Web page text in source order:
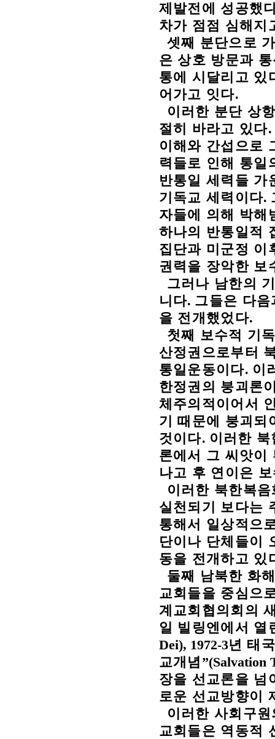
제발전에 성공했
차가 점점 심해지
셋째 분단으로
은 상호 방문과
통에 시달리고 있
어가고 잇다.
이러한 분단 상
절히 바라고 있다.
이해와 간섭으로
력들로 인해 통일
반통일 세력들 가
기독교 세력이다.
자들에 의해 박해
하나의 반통일적
집단과 미군정 이
권력을 장악한 보
그러나 남한의
니다. 그들은 다
을 전개했었다.
첫째 보수적 기
산정권으로부터
통일운동이다. 이
한정권의 붕괴론
체주의적이어서
기 때문에 붕괴되
것이다. 이러한
론에서 그 씨앗이
나고 후 연이은
이러한 북한복
실천되기 보다는
통해서 일상적으
단이나 단체들이
동을 전개하고 있
둘째 남북한 화
교회들을 중심으
계교회협의회의
일 빌링엔에서
Dei), 1972-3년 태
교개념 ”(Salvation
장을 선교론을 넘
로운 선교방향이
이러한 사회구
교회들은 역동적